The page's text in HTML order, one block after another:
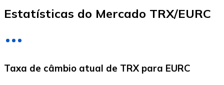
Estatísticas do Mercado TRX/EURC
Taxa de câmbio atual de TRX para EURC